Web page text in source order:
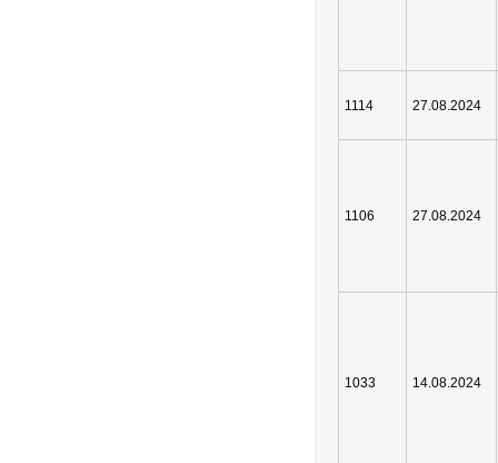
1114 27.08.2024
1106 27.08.2024
1033 14.08.2024